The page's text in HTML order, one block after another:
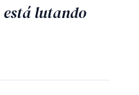
está lutando